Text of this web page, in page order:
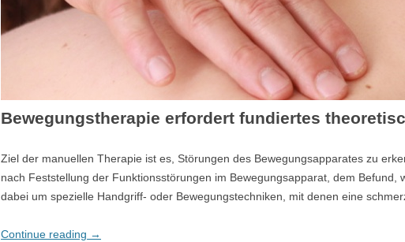
Bewegungstherapie erfordert fundiertes
Ziel der manuellen Therapie ist es, Störungen des Bewegungsapparates zu
nach Feststellung der Funktionsstörungen im Bewegungsapparat, dem
dabei um spezielle Handgriff- oder Bewegungstechniken, mit denen eine
Continue reading →